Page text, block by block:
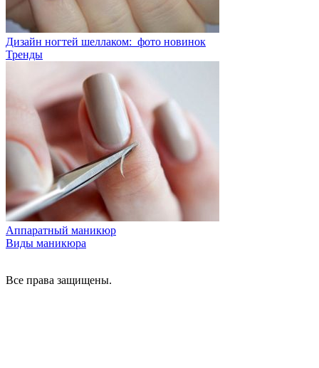
Дизайн ногтей шеллаком: фото новинок
Тренды
Аппаратный маникюр
Виды маникюра
Все права защищены.